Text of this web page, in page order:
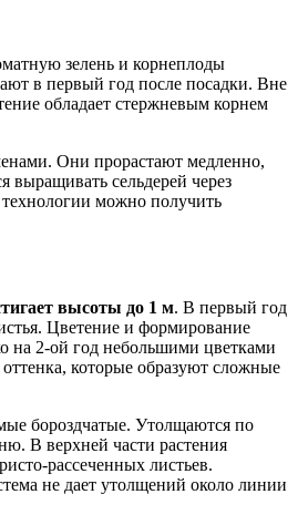
зелень и корнеплоды
в первый год после посадки. Вне
обладает стержневым корнем
Они прорастают медленно,
выращивать сельдерей через
технологии можно получить
высоты до 1 м. В первый год
Цветение и формирование
на 2-ой год небольшими цветками
оттенка, которые образуют сложные
бороздчатые. Утолщаются по
В верхней части растения
рассеченных листьев.
не дает утолщений около линии